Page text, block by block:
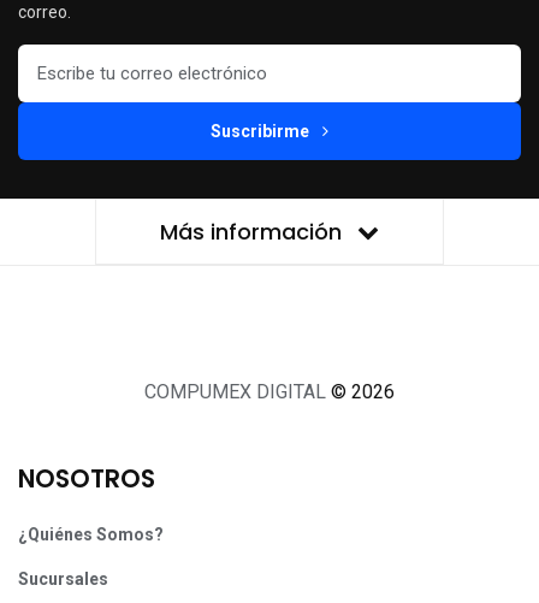
correo.
Suscribirme
Más información
COMPUMEX DIGITAL © 2026
NOSOTROS
¿Quiénes Somos?
Sucursales